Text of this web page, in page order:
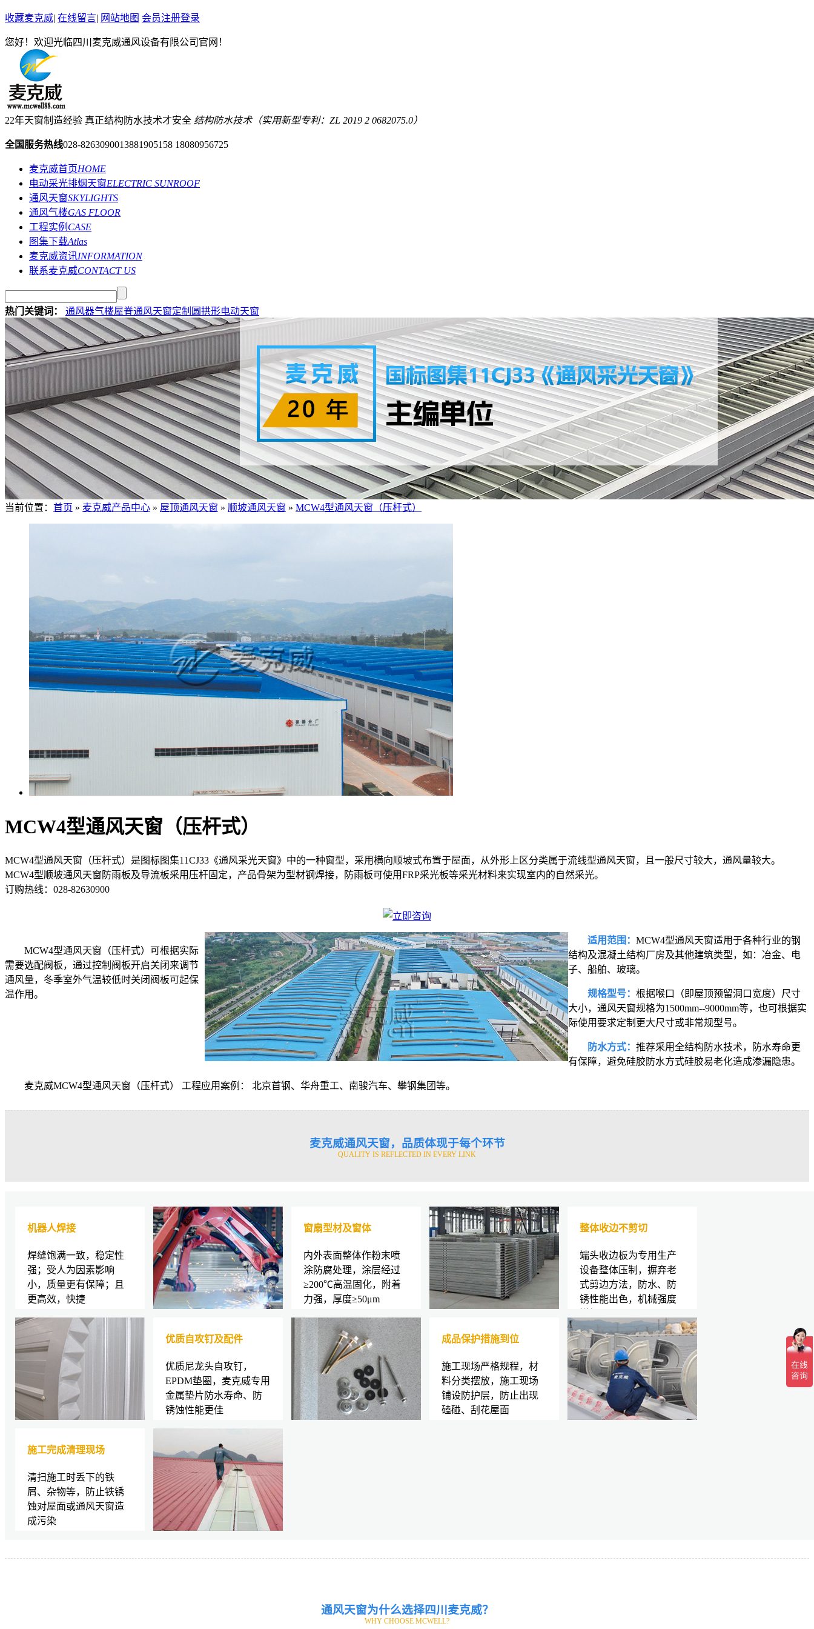
收藏麦克威| 在线留言| 网站地图 会员注册登录
您好！欢迎光临四川麦克威通风设备有限公司官网！
22年天窗制造经验 真正结构防水技术才安全 结构防水技术（实用新型专利：ZL 2019 2 0682075.0）
全国服务热线028-8263090013881905158 18080956725
麦克威首页HOME
电动采光排烟天窗ELECTRIC SUNROOF
通风天窗SKYLIGHTS
通风气楼GAS FLOOR
工程实例 CASE
图集下载Atlas
麦克威资讯INFORMATION
联系麦克威CONTACT US
热门关键词： 通风器气楼屋脊通风天窗定制 圆拱形电动天窗
当前位置： 首页 » 麦克威产品中心 » 屋顶通风天窗 » 顺坡通风天窗 » MCW4型通风天窗（压杆式）
MCW4型通风天窗（压杆式）
MCW4型通风天窗（压杆式）是图标图集11CJ33《通风采光天窗》中的一种窗型，采用横向顺坡式布置于屋面，从外形上区分类属于流线型通风天窗，且一般尺寸较大，通风量较大。
MCW4型顺坡通风天窗防雨板及导流板采用压杆固定，产品骨架为型材钢焊接，防雨板可使用FRP采光板等采光材料来实现室内的自然采光。
订购热线： 028-82630900
MCW4型通风天窗（压杆式）可根据实际
需要选配阀板，通过控制阀板开启关闭来调节
通风量，冬季室外气温较低时关闭阀板可起保
温作用。
适用范围： MCW4型通风天窗适用于各种行业的钢
结构及混凝土结构厂房及其他建筑类型，如：冶金、电
子、船舶、玻璃。
规格型号： 根据喉口（即屋顶预留洞口宽度）尺寸
大小，通风天窗规格为1500mm--9000mm等，也可根据实
际使用要求定制更大尺寸或非常规型号。
防水方式： 推荐采用全结构防水技术，防水寿命更
有保障，避免硅胶防水方式硅胶易老化造成渗漏隐患。
麦克威MCW4型通风天窗（压杆式） 工程应用案例： 北京首钢、华舟重工、南骏汽车、攀钢集团等。
麦克威通风天窗，品质体现于每个环节
QUALITY IS REFLECTED IN EVERY LINK
机器人焊接
焊缝饱满一致，稳定性
强；受人为因素影响
小，质量更有保障；且
更高效，快捷
窗扇型材及窗体
内外表面整体作粉末喷
涂防腐处理，涂层经过
≥200℃高温固化，附着
力强，厚度≥50μm
整体收边不剪切
端头收边板为专用生产
设备整体压制，摒弃老
式剪边方法，防水、防
锈性能出色，机械强度
优质自攻钉及配件
优质尼龙头自攻钉，
EPDM垫圈，麦克威专用
金属垫片防水寿命、防
锈蚀性能更佳
成品保护措施到位
施工现场严格规程，材
料分类摆放，施工现场
铺设防护层，防止出现
磕碰、刮花屋面
施工完成清理现场
清扫施工时丢下的铁
屑、杂物等，防止铁锈
蚀对屋面或通风天窗造
成污染
通风天窗为什么选择四川麦克威？
WHY CHOOSE MCWELL?